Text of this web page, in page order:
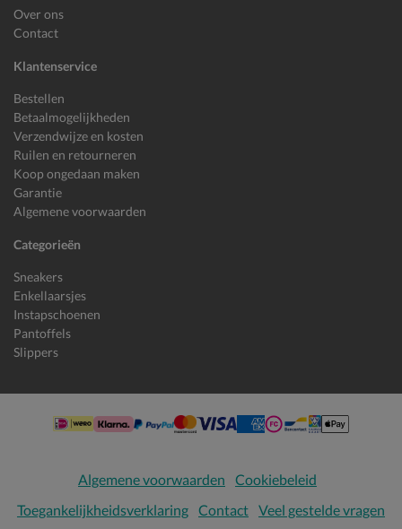
Over ons
Contact
Klantenservice
Bestellen
Betaalmogelijkheden
Verzendwijze en kosten
Ruilen en retourneren
Koop ongedaan maken
Garantie
Algemene voorwaarden
Categorieën
Sneakers
Enkellaarsjes
Instapschoenen
Pantoffels
Slippers
Algemene voorwaarden
Cookiebeleid
Toegankelijkheidsverklaring Contact Veel gestelde vragen